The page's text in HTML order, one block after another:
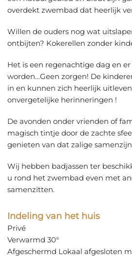
overdekt zwembad dat heerlijk
Willen de ouders nog wat
ontbijten? Kokerellen zonder
Het is een regenachtige dag en
worden…Geen zorgen! De
in en kunnen zich heerlijk
onvergetelijke herinneringen !
De avonden onder vrienden of
magisch tintje door de zachte
genieten van dat zalige
Wij hebben badjassen ter
u rond het zwembad even met
samenzitten.
Indeling van het huis
Privé
Verwarmd 30°
Afgeschermd Lokaal afgesloten